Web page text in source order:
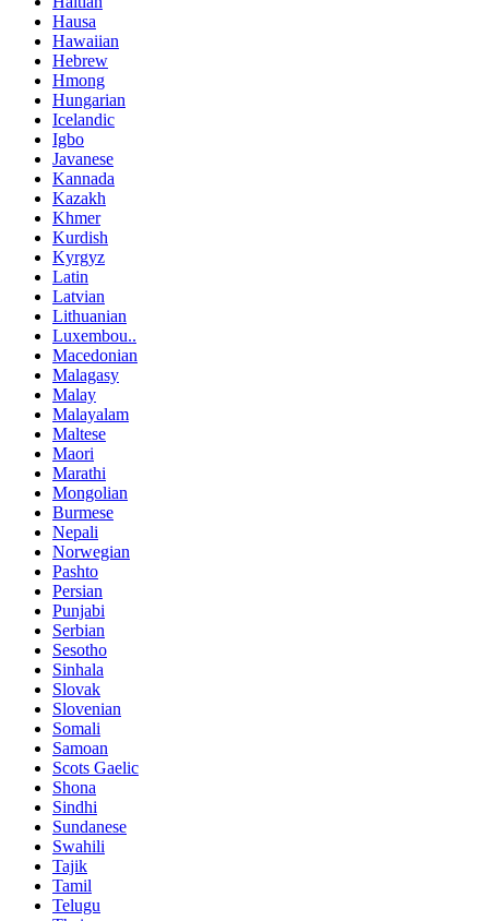
Hausa
Hawaiian
Hebrew
Hmong
Hungarian
Icelandic
Igbo
Javanese
Kannada
Kazakh
Khmer
Kurdish
Kyrgyz
Latin
Latvian
Lithuanian
Luxembou..
Macedonian
Malagasy
Malay
Malayalam
Maltese
Maori
Marathi
Mongolian
Burmese
Nepali
Norwegian
Pashto
Persian
Punjabi
Serbian
Sesotho
Sinhala
Slovak
Slovenian
Somali
Samoan
Scots Gaelic
Shona
Sindhi
Sundanese
Swahili
Tajik
Tamil
Telugu